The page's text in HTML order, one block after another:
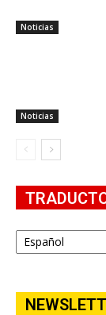
Noticias
Noticias